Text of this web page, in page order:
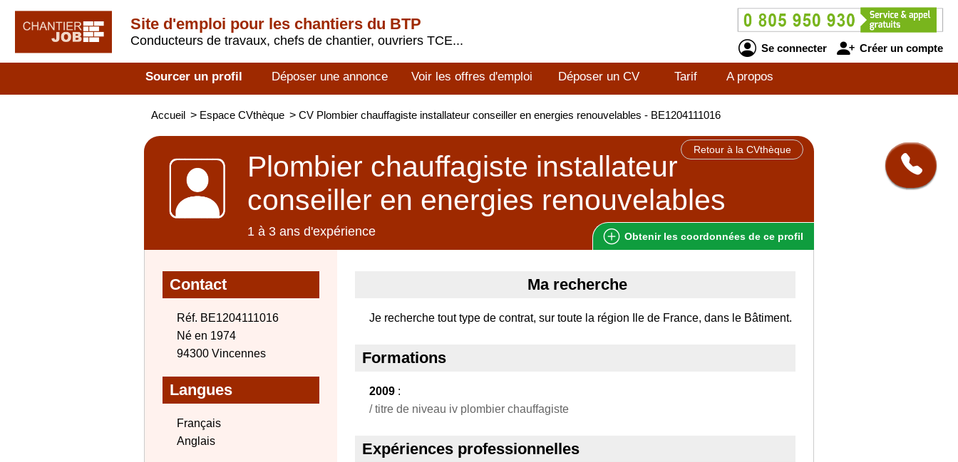
Site d'emploi pour les chantiers du BTP
Conducteurs de travaux, chefs de chantier, ouvriers TCE...
Se connecter Créer un compte
Sourcer un profil Déposer une annonce Voir les offres d'emploi Déposer un CV Tarif A propos
Accueil > Espace CVthèque > CV Plombier chauffagiste installateur conseiller en energies renouvelables - BE1204111016
Retour à la CVthèque
Plombier chauffagiste installateur
conseiller en energies renouvelables
1 à 3 ans d'expérience Obtenir les coordonnées de ce profil
Contact
Réf. BE1204111016
Né en 1974
94300 Vincennes
Langues
Français
Anglais
Ma recherche
Je recherche tout type de contrat, sur toute la région Ile de France, dans le Bâtiment.
Formations
2009 :
/ titre de niveau iv plombier chauffagiste
Expériences professionnelles